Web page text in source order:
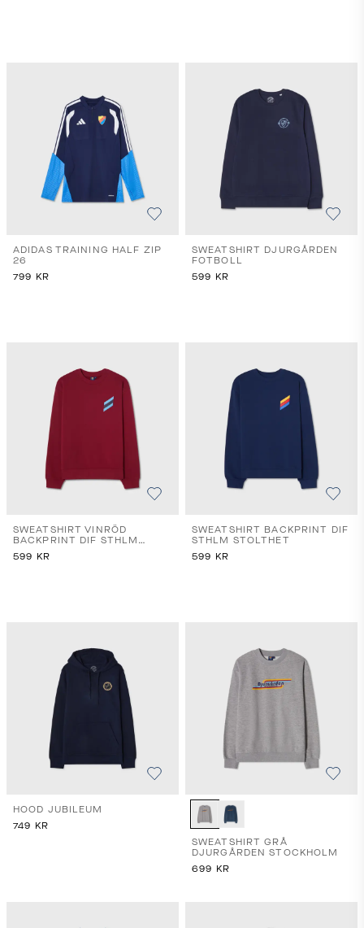
ADIDAS TRAINING HALF ZIP
26
799 KR
SWEATSHIRT DJURGÅRDEN
FOTBOLL
599 KR
SWEATSHIRT VINRÖD
BACKPRINT DIF STHLM
STOLTHET
599 KR
SWEATSHIRT BACKPRINT DIF
STHLM STOLTHET
599 KR
HOOD JUBILEUM
749 KR
SWEATSHIRT GRÅ
DJURGÅRDEN STOCKHOLM
699 KR